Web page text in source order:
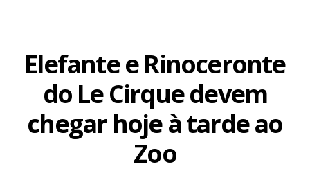
Elefante e Rinoceronte
do Le Cirque devem
chegar hoje à tarde ao
Zoo